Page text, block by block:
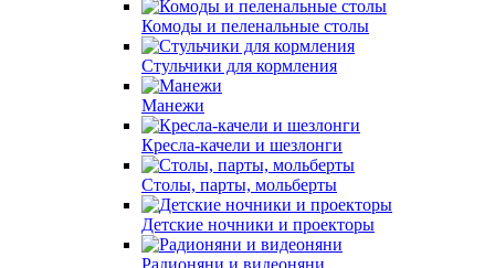
Комоды и пеленальные столы
Стульчики для кормления
Манежи
Кресла-качели и шезлонги
Столы, парты, мольберты
Детские ночники и проекторы
Радионяни и видеоняни